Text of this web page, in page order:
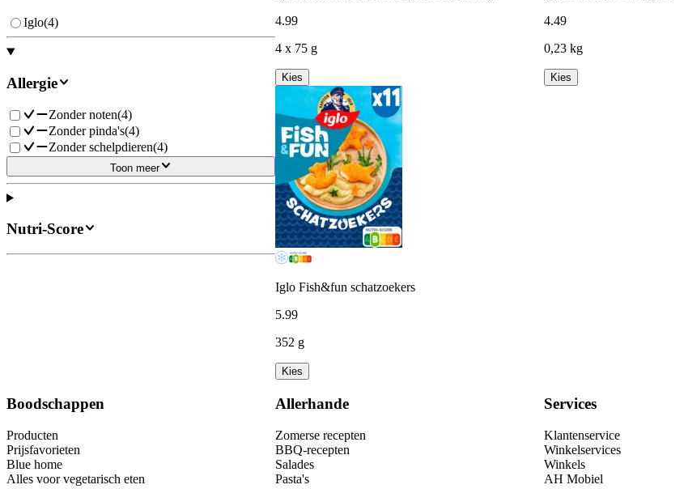
Iglo(4)
Allergie
Zonder noten(4)
Zonder pinda's(4)
Zonder schelpdieren(4)
Toon meer
Nutri-Score
4.99
4 x 75 g
Kies
4.49
0,23 kg
Kies
Iglo Fish&fun schatzoekers
5.99
352 g
Kies
Boodschappen
Producten
Prijsfavorieten
Blue home
Alles voor vegetarisch eten
Allerhande
Zomerse recepten
BBQ-recepten
Salades
Pasta's
Services
Klantenservice
Winkelservices
Winkels
AH Mobiel